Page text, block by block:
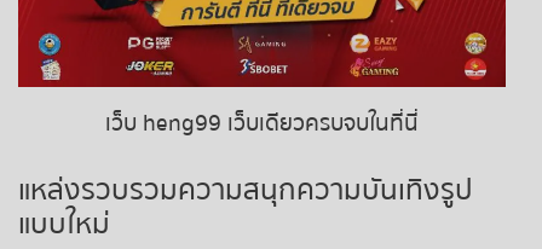
เว็บ heng99 เว็บเดียวครบจบในที่นี่
แหล่งรวบรวมความสนุกความบันเทิงรูป
แบบใหม่